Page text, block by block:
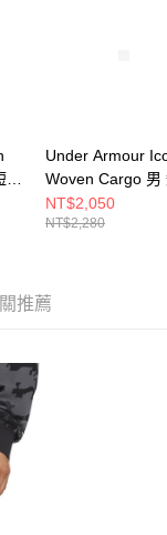
Under Armour
Woven Cargo 男
6009661-001
NT$2,050
NT$2,280
推薦